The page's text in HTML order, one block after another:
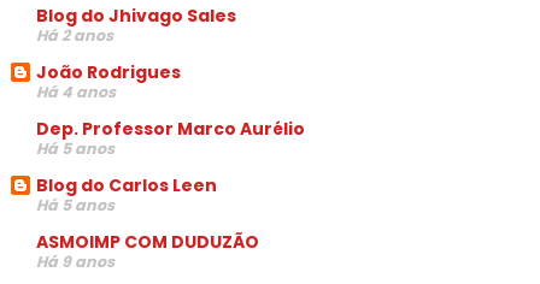
Blog do Jhivago Sales
Há 2 anos
João Rodrigues
Há 4 anos
Dep. Professor Marco Aurélio
Há 5 anos
Blog do Carlos Leen
Há 5 anos
ASMOIMP COM DUDUZÃO
Há 9 anos